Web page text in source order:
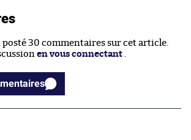
posté 30 commentaires sur cet article.
en vous connectant .
commentaires